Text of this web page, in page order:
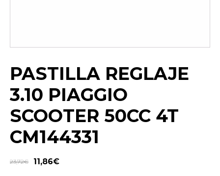
PASTILLA REGLAJE
3.10 PIAGGIO
SCOOTER 50CC 4T
CM144331
23,72€ 11,86€